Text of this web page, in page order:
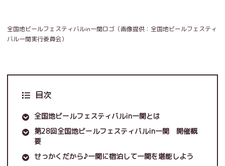
全国地ビールフェスティバルin一関ロゴ（画像提供：全国地ビールフェスティ
バル一関実行委員会）
目次
全国地ビールフェスティバルin一関とは
第28回全国地ビールフェスティバルin一関 開催概
要
せっかくだから♪一関に宿泊して一関を堪能しよう